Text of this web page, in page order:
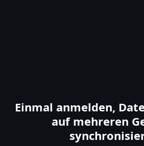
Einmal anmelden,
auf mehreren